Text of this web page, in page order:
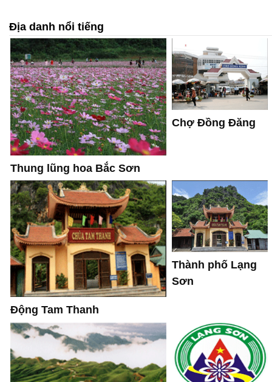
Địa danh nổi tiếng
Thung lũng hoa Bắc Sơn
Chợ Đồng Đăng
Động Tam Thanh
Thành phố Lạng
Sơn